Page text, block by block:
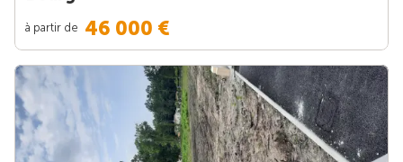
à partir de 46 000 €